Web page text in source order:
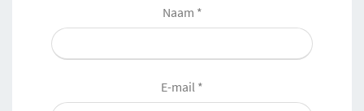
Naam *
E-mail *